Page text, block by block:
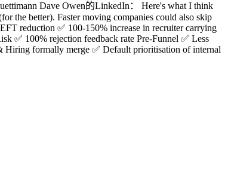
Dave Owen的LinkedIn： Here's what I think
the better). Faster moving companies could also skip
reduction ✅ 100-150% increase in recruiter carrying
✅ 100% rejection feedback rate Pre-Funnel ✅ Less
Hiring formally merge ✅ Default prioritisation of internal